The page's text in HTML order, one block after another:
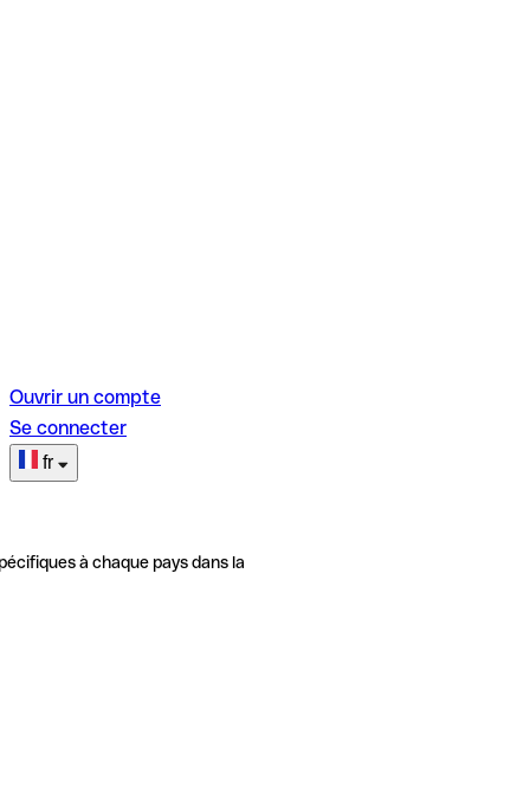
Ouvrir un compte
Se connecter
fr
à chaque pays dans la